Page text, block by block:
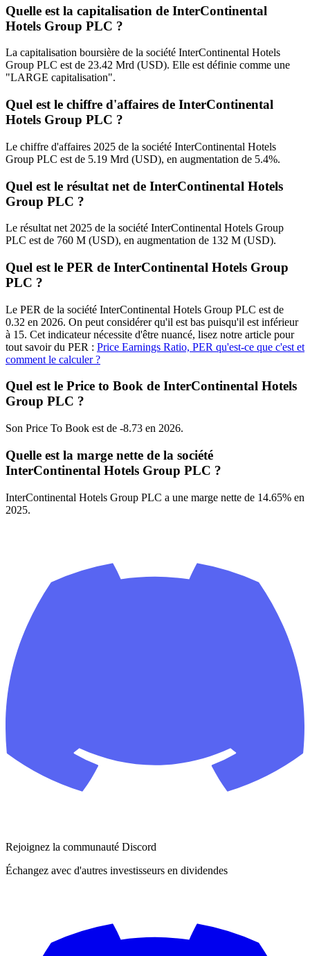
Quelle est la capitalisation de InterContinental
Hotels Group PLC ?
La capitalisation boursière de la société InterContinental Hotels
Group PLC est de 23.42 Mrd (USD). Elle est définie comme une
"LARGE capitalisation".
Quel est le chiffre d'affaires de InterContinental
Hotels Group PLC ?
Le chiffre d'affaires 2025 de la société InterContinental Hotels
Group PLC est de 5.19 Mrd (USD), en augmentation de 5.4%.
Quel est le résultat net de InterContinental Hotels
Group PLC ?
Le résultat net 2025 de la société InterContinental Hotels Group
PLC est de 760 M (USD), en augmentation de 132 M (USD).
Quel est le PER de InterContinental Hotels Group
PLC ?
Le PER de la société InterContinental Hotels Group PLC est de
0.32 en 2026. On peut considérer qu'il est bas puisqu'il est inférieur
à 15. Cet indicateur nécessite d'être nuancé, lisez notre article pour
tout savoir du PER : Price Earnings Ratio, PER qu'est-ce que c'est et
comment le calculer ?
Quel est le Price to Book de InterContinental Hotels
Group PLC ?
Son Price To Book est de -8.73 en 2026.
Quelle est la marge nette de la société
InterContinental Hotels Group PLC ?
InterContinental Hotels Group PLC a une marge nette de 14.65% en
2025.
Rejoignez la communauté Discord
Échangez avec d'autres investisseurs en dividendes